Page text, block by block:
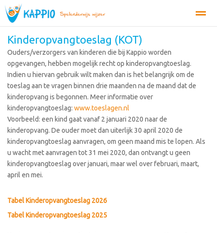
Organisatie Tarieven Inschrijven
Bellen E-mail Zoeken
Kinderopvangtoeslag (KOT)
Ouders/verzorgers van kinderen die bij Kappio worden
opgevangen, hebben mogelijk recht op kinderopvangtoeslag.
Indien u hiervan gebruik wilt maken dan is het belangrijk om de
toeslag aan te vragen binnen drie maanden na de maand dat de
kinderopvang is begonnen. Meer informatie over
kinderopvangtoeslag: www.toeslagen.nl
Voorbeeld: een kind gaat vanaf 2 januari 2020 naar de
kinderopvang. De ouder moet dan uiterlijk 30 april 2020 de
kinderopvangtoeslag aanvragen, om geen maand mis te lopen. Als
u wacht met aanvragen tot 31 mei 2020, dan ontvangt u geen
kinderopvangtoeslag over januari, maar wel over februari, maart,
april en mei.
Tabel Kinderopvangtoeslag 2026
Tabel Kinderopvangtoeslag 2025